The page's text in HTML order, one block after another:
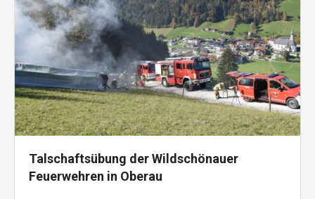
Talschaftsübung der Wildschönauer
Feuerwehren in Oberau